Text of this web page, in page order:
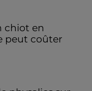
chiot en
peut coûter